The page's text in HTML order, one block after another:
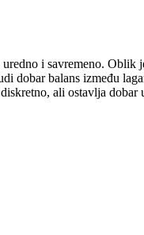
i savremeno. Oblik
dobar balans između
ali ostavlja